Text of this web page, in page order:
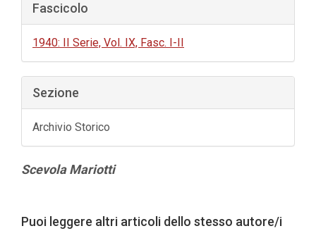
Fascicolo
1940: II Serie, Vol. IX, Fasc. I-II
Sezione
Archivio Storico
Contenuto
Scevola Mariotti
dell'articolo
Puoi leggere altri articoli dello stesso autore/i